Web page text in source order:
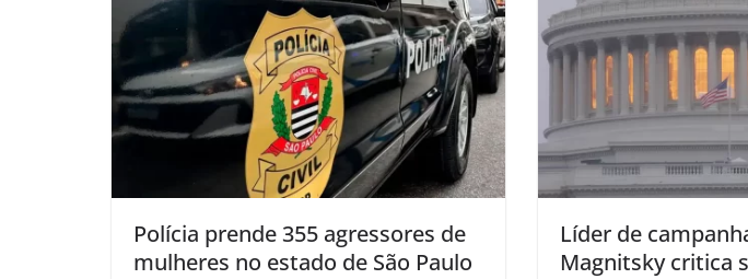
Polícia prende 355 agressores de
mulheres no estado de São Paulo
Líder de
Magnitsky critica